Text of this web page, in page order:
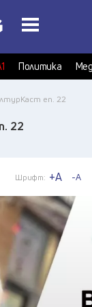
Политика
еп. 22
22
Шрифт: +A -A